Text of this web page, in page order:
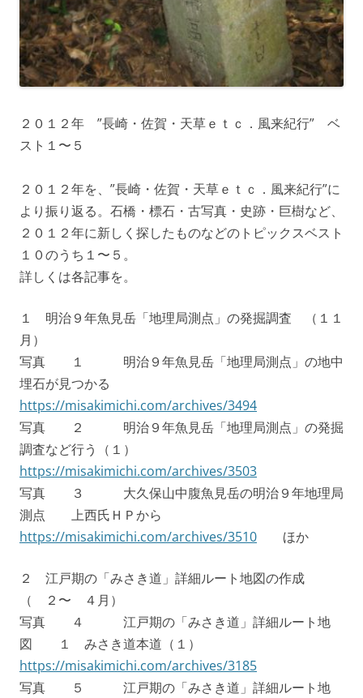
２０１２年 ”長崎・佐賀・天草ｅｔｃ．風来紀行” ベ
スト１〜５
２０１２年を、”長崎・佐賀・天草ｅｔｃ．風来紀行”に
より振り返る。石橋・標石・古写真・史跡・巨樹など、
２０１２年に新しく探したものなどのトピックスベスト
１０のうち１〜５。
詳しくは各記事を。
１ 明治９年魚見岳「地理局測点」の発掘調査 （１１
月）
写真 １ 明治９年魚見岳「地理局測点」の地中
埋石が見つかる
https://misakimichi.com/archives/3494
写真 ２ 明治９年魚見岳「地理局測点」の発掘
調査など行う（１）
https://misakimichi.com/archives/3503
写真 ３ 大久保山中腹魚見岳の明治９年地理局
測点 上西氏ＨＰから
https://misakimichi.com/archives/3510 ほか
２ 江戸期の「みさき道」詳細ルート地図の作成
（ ２〜 ４月）
写真 ４ 江戸期の「みさき道」詳細ルート地
図 １ みさき道本道（１）
https://misakimichi.com/archives/3185
写真 ５ 江戸期の「みさき道」詳細ルート地